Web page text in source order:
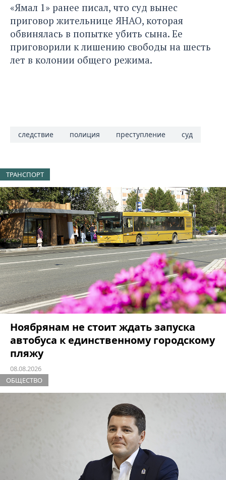
«Ямал 1» ранее писал, что суд вынес
приговор жительнице ЯНАО, которая
обвинялась в попытке убить сына. Ее
приговорили к лишению свободы на шесть
лет в колонии общего режима.
следствие полиция преступление суд
ТРАНСПОРТ
Ноябрянам не стоит ждать запуска
автобуса к единственному городскому
пляжу
08.08.2026
ОБЩЕСТВО